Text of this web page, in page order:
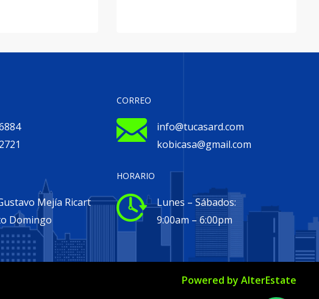
Mejía Ricart
Domingo
CORREO
info@tucasard.com
kobicasa@gmail.com
HORARIO
Lunes – Sábados:
9:00am – 6:00pm
Powered by AlterEstate